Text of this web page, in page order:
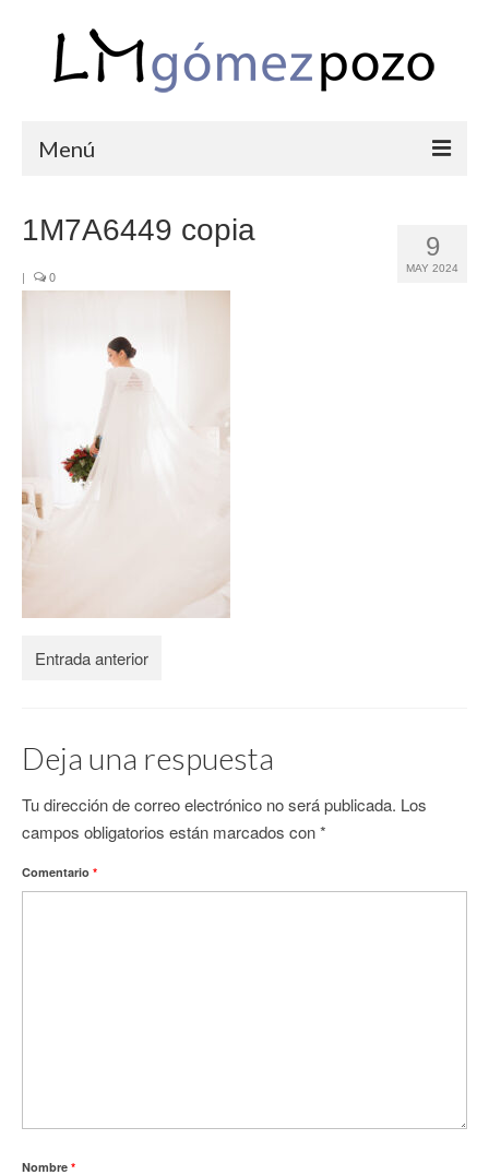
Menú
COMUNIONES
CORPORATIVAS
SEMANA SANTA
BLOG
SOBRE LM
9
MAY 2024
1M7A6449 copia
| 0
Entrada anterior
Deja una respuesta
Tu dirección de correo electrónico no será publicada. Los
campos obligatorios están marcados con*
Comentario *
Nombre *